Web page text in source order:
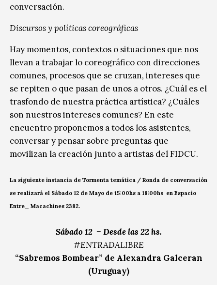
conversación.
Discursos y políticas coreográficas
Hay momentos, contextos o situaciones que nos
llevan a trabajar lo coreográfico con direcciones
comunes, procesos que se cruzan, intereses que
se repiten o que pasan de unos a otros. ¿Cuál es el
trasfondo de nuestra práctica artística? ¿Cuáles
son nuestros intereses comunes? En este
encuentro proponemos a todos los asistentes,
conversar y pensar sobre preguntas que
movilizan la creación junto a artistas del FIDCU.
La siguiente instancia de Tormenta temática / Ronda de conversación
se realizará el Sábado 12 de Mayo de 15:00hs a 18:00hs en Espacio
Entre_ Macachines 2382.
Sábado 12 – Desde las 22 hs.
#ENTRADALIBRE
“Sabremos Bombear” de Alexandra Galceran
(Uruguay)